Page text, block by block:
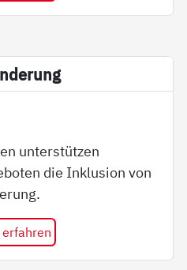
unterstützen
die Inklusion von